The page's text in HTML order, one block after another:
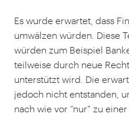
Es wurde erwartet, dass
umwälzen würden. Diese
würden zum Beispiel
teilweise durch neue
unterstützt wird. Die
jedoch nicht entstanden,
nach wie vor “nur” zu